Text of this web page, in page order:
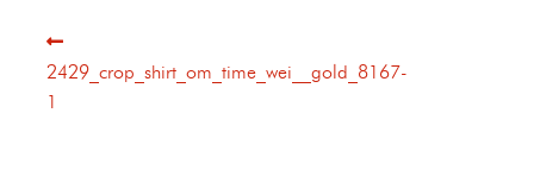
2429_crop_shirt_om_time_wei__gold_8167-
1